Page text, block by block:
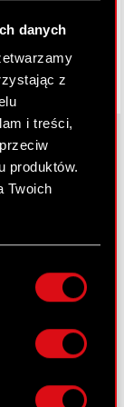
danych
z
i treści,
produktów.
Twoich
nawet
aktywnie